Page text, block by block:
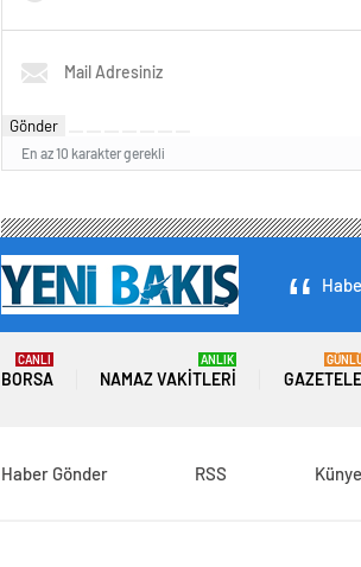
Gönder
En az 10 karakter gerekli
BORSA
CANLI
NAMAZ VAKITLERI
ANLIK
Haber Gönder RSS Künye